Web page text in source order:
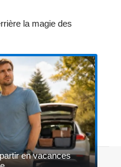
la magie des
en vacances
Sitemap